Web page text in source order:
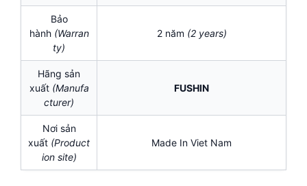
Bảo
hành (Warran
ty)
2 năm (2 years)
Hãng sản
xuất (Manufa
cturer)
FUSHIN
Nơi sản
xuất (Product
ion site)
Made In Viet Nam